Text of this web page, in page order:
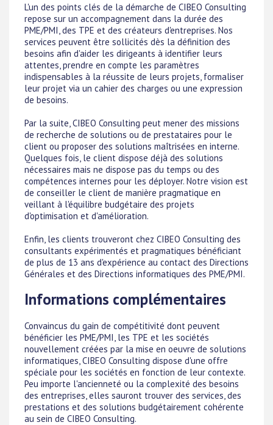
L'un des points clés de la démarche de CIBEO Consulting
repose sur un accompagnement dans la durée des
PME/PMI, des TPE et des créateurs d'entreprises. Nos
services peuvent être sollicités dès la définition des
besoins afin d'aider les dirigeants à identifier leurs
attentes, prendre en compte les paramètres
indispensables à la réussite de leurs projets, formaliser
leur projet via un cahier des charges ou une expression
de besoins.
Par la suite, CIBEO Consulting peut mener des missions
de recherche de solutions ou de prestataires pour le
client ou proposer des solutions maîtrisées en interne.
Quelques fois, le client dispose déjà des solutions
nécessaires mais ne dispose pas du temps ou des
compétences internes pour les déployer. Notre vision est
de conseiller le client de manière pragmatique en
veillant à l'équilibre budgétaire des projets
d'optimisation et d'amélioration.
Enfin, les clients trouveront chez CIBEO Consulting des
consultants expérimentés et pragmatiques bénéficiant
de plus de 13 ans d'expérience au contact des Directions
Générales et des Directions informatiques des PME/PMI.
Informations complémentaires
Convaincus du gain de compétitivité dont peuvent
bénéficier les PME/PMI, les TPE et les sociétés
nouvellement créées par la mise en oeuvre de solutions
informatiques, CIBEO Consulting dispose d'une offre
spéciale pour les sociétés en fonction de leur contexte.
Peu importe l'ancienneté ou la complexité des besoins
des entreprises, elles sauront trouver des services, des
prestations et des solutions budgétairement cohérente
au sein de CIBEO Consulting.